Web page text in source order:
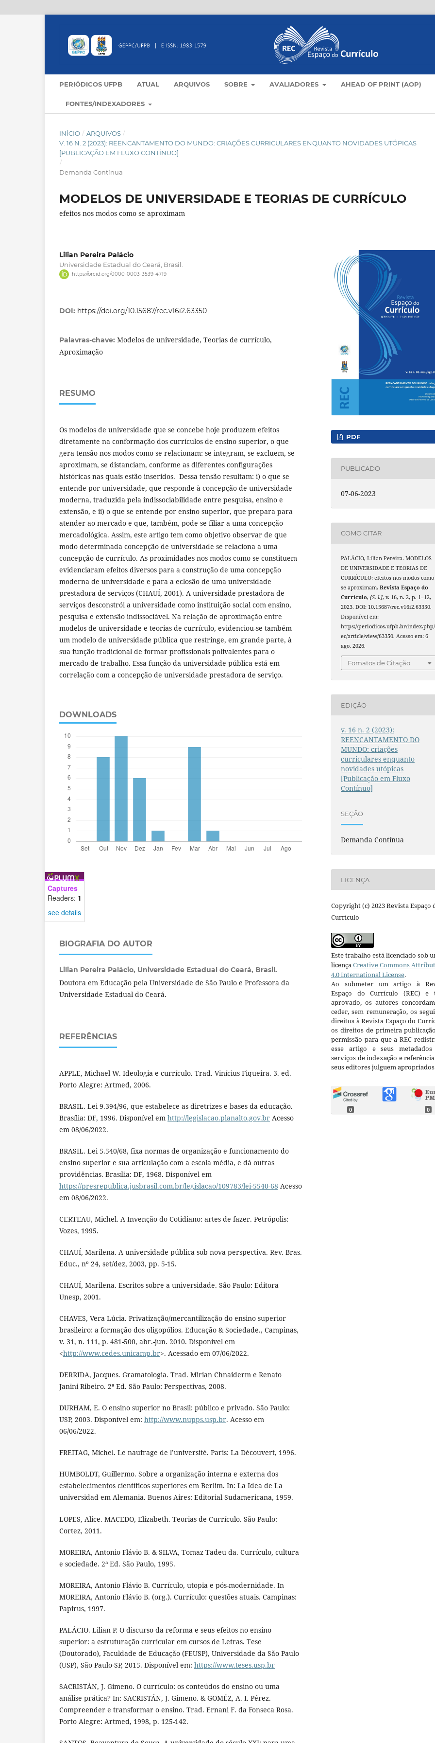
PERIÓDICOS UFPB ATUAL ARQUIVOS SOBRE AVALIADORES AHEAD OF PRINT (AOP)
FONTES/INDEXADORES
INÍCIO / ARQUIVOS /
V. 16 N. 2 (2023): REENCANTAMENTO DO MUNDO: CRIAÇÕES CURRICULARES ENQUANTO NOVIDADES UTÓPICAS
[PUBLICAÇÃO EM FLUXO CONTÍNUO]
/
Demanda Contínua
MODELOS DE UNIVERSIDADE E TEORIAS DE CURRÍCULO
efeitos nos modos como se aproximam
Lilian Pereira Palácio
Universidade Estadual do Ceará, Brasil.
https://orcid.org/0000-0003-3539-4719
DOI: https://doi.org/10.15687/rec.v16i2.63350
Palavras-chave: Modelos de universidade, Teorias de currículo,
Aproximação
RESUMO
Os modelos de universidade que se concebe hoje produzem efeitos
diretamente na conformação dos currículos de ensino superior, o que
gera tensão nos modos como se relacionam: se integram, se excluem, se
aproximam, se distanciam, conforme as diferentes configurações
históricas nas quais estão inseridos. Dessa tensão resultam: i) o que se
entende por universidade, que responde à concepção de universidade
moderna, traduzida pela indissociabilidade entre pesquisa, ensino e
extensão, e ii) o que se entende por ensino superior, que prepara para
atender ao mercado e que, também, pode se filiar a uma concepção
mercadológica. Assim, este artigo tem como objetivo observar de que
modo determinada concepção de universidade se relaciona a uma
concepção de currículo. As proximidades nos modos como se constituem
evidenciaram efeitos diversos para a construção de uma concepção
moderna de universidade e para a eclosão de uma universidade
prestadora de serviços (CHAUÍ, 2001). A universidade prestadora de
serviços desconstrói a universidade como instituição social com ensino,
pesquisa e extensão indissociável. Na relação de aproximação entre
modelos de universidade e teorias de currículo, evidenciou-se também
um modelo de universidade pública que restringe, em grande parte, à
sua função tradicional de formar profissionais polivalentes para o
mercado de trabalho. Essa função da universidade pública está em
correlação com a concepção de universidade prestadora de serviço.
DOWNLOADS
Captures
Readers: 1
see details
BIOGRAFIA DO AUTOR
Lilian Pereira Palácio, Universidade Estadual do Ceará, Brasil.
Doutora em Educação pela Universidade de São Paulo e Professora da
Universidade Estadual do Ceará.
REFERÊNCIAS
APPLE, Michael W. Ideologia e currículo. Trad. Vinícius Fiqueira. 3. ed.
Porto Alegre: Artmed, 2006.
BRASIL. Lei 9.394/96, que estabelece as diretrizes e bases da educação.
Brasília: DF, 1996. Disponível em http://legislacao.planalto.gov.br Acesso
em 08/06/2022.
BRASIL. Lei 5.540/68, fixa normas de organização e funcionamento do
ensino superior e sua articulação com a escola média, e dá outras
providências. Brasília: DF, 1968. Disponível em
https://presrepublica.jusbrasil.com.br/legislacao/109783/lei-5540-68 Acesso
em 08/06/2022.
CERTEAU, Michel. A Invenção do Cotidiano: artes de fazer. Petrópolis:
Vozes, 1995.
CHAUÍ, Marilena. A universidade pública sob nova perspectiva. Rev. Bras.
Educ., nº 24, set/dez, 2003, pp. 5-15.
CHAUÍ, Marilena. Escritos sobre a universidade. São Paulo: Editora
Unesp, 2001.
CHAVES, Vera Lúcia. Privatização/mercantilização do ensino superior
brasileiro: a formação dos oligopólios. Educação & Sociedade., Campinas,
v. 31, n. 111, p. 481-500, abr.-jun. 2010. Disponível em
<http://www.cedes.unicamp.br>. Acessado em 07/06/2022.
DERRIDA, Jacques. Gramatologia. Trad. Mirian Chnaiderm e Renato
Janini Ribeiro. 2ª Ed. São Paulo: Perspectivas, 2008.
DURHAM, E. O ensino superior no Brasil: público e privado. São Paulo:
USP, 2003. Disponível em: http://www.nupps.usp.br. Acesso em
06/06/2022.
FREITAG, Michel. Le naufrage de l’université. Paris: La Découvert, 1996.
HUMBOLDT, Guillermo. Sobre a organização interna e externa dos
estabelecimentos científicos superiores em Berlim. In: La Idea de La
universidad em Alemania. Buenos Aires: Editorial Sudamericana, 1959.
LOPES, Alice. MACEDO, Elizabeth. Teorias de Currículo. São Paulo:
Cortez, 2011.
MOREIRA, Antonio Flávio B. & SILVA, Tomaz Tadeu da. Currículo, cultura
e sociedade. 2ª Ed. São Paulo, 1995.
MOREIRA, Antonio Flávio B. Currículo, utopia e pós-modernidade. In
MOREIRA, Antonio Flávio B. (org.). Currículo: questões atuais. Campinas:
Papirus, 1997.
PALÁCIO. Lilian P. O discurso da reforma e seus efeitos no ensino
superior: a estruturação curricular em cursos de Letras. Tese
(Doutorado), Faculdade de Educação (FEUSP), Universidade da São Paulo
(USP), São Paulo-SP, 2015. Disponível em: https://www.teses.usp.br
SACRISTÁN, J. Gimeno. O currículo: os conteúdos do ensino ou uma
análise prática? In: SACRISTÁN, J. Gimeno. & GOMÉZ, A. I. Pérez.
Compreender e transformar o ensino. Trad. Ernani F. da Fonseca Rosa.
Porto Alegre: Artmed, 1998, p. 125-142.
PDF
PUBLICADO
07-06-2023
COMO CITAR
PALÁCIO, Lilian Pereira. MODELOS
DE UNIVERSIDADE E TEORIAS DE
CURRÍCULO: efeitos nos modos como
se aproximam.Revista Espaço do
Currículo,[S. l.], v. 16, n. 2, p. 1–12,
2023. DOI: 10.15687/rec.v16i2.63350.
Disponível em:
https://periodicos.ufpb.br/
ec/article/view/63350. Acesso em: 6
ago. 2026.
Fomatos de Citação
EDIÇÃO
v. 16 n. 2 (2023):
REENCANTAMENTO DO
MUNDO: criações
curriculares enquanto
novidades utópicas
[Publicação em Fluxo
Contínuo]
SEÇÃO
Demanda Contínua
LICENÇA
Copyright (c) 2023 Revista Espaço
Currículo
Este trabalho está licenciado sob
licençaCreative Commons
4.0 International License.
Ao submeter um artigo à
Espaço do Currículo (REC) e
aprovado, os autores
ceder, sem remuneração, os
direitos à Revista Espaço do
os direitos de primeira
permissão para que a REC
esse artigo e seus metadados
serviços de indexação e
seus editores julguem
0 0